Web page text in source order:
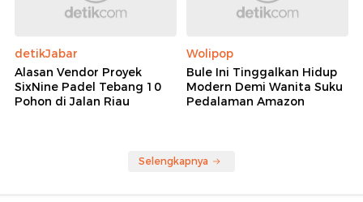
detikJabar
Alasan Vendor Proyek
SixNine Padel Tebang 10
Pohon di Jalan Riau
Wolipop
Bule Ini Tinggalkan Hidup
Modern Demi Wanita Suku
Pedalaman Amazon
Selengkapnya